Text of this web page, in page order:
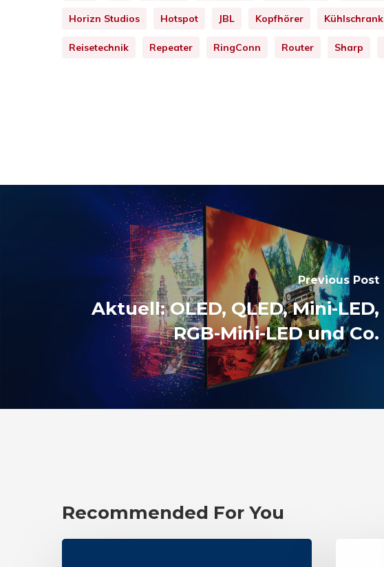
Horizn Studios Hotspot JBL Kopfhörer Kühlschrank
Reisetechnik Repeater RingConn Router Sharp
Previous Post
Aktuell: OLED, QLED, Mini-LED,
RGB-Mini-LED und Co.
Recommended For You